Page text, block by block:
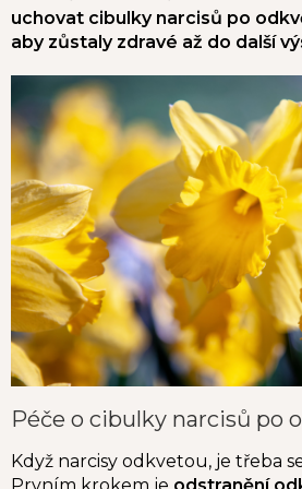
uchovat cibulky narcisů po
aby zůstaly zdravé až do další
Péče o cibulky narcisů po
Když narcisy odkvetou, je třeba